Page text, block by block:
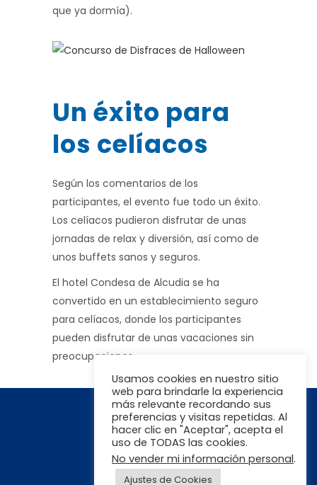
que ya dormía).
Un éxito para
los celíacos
Según los comentarios de los
participantes, el evento fue todo un éxito.
Los celíacos pudieron disfrutar de unas
jornadas de relax y diversión, así como de
unos buffets sanos y seguros.
El hotel Condesa de Alcudia se ha
convertido en un establecimiento seguro
para celíacos, donde los participantes
pueden disfrutar de unas vacaciones sin
preocupaciones.
Usamos cookies en nuestro sitio
web para brindarle la experiencia
más relevante recordando sus
preferencias y visitas repetidas. Al
hacer clic en "Aceptar", acepta el
uso de TODAS las cookies.
No vender mi información personal.
Ajustes de Cookies